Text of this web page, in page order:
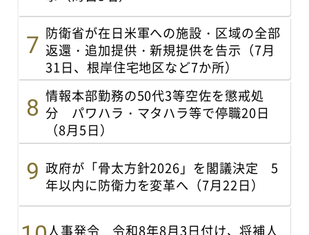
防衛省が在日米軍への施設・区域の全部
返還・追加提供・新規提供を告示（7月
31日、根岸住宅地区など7か所）
情報本部勤務の50代3等空佐を懲戒処
分 パワハラ・マタハラ等で停職20日
（8月5日）
政府が「骨太方針2026」を閣議決定 5
年以内に防衛力を変革へ（7月22日）
人事発令 令和8年8月3日付け、将補人